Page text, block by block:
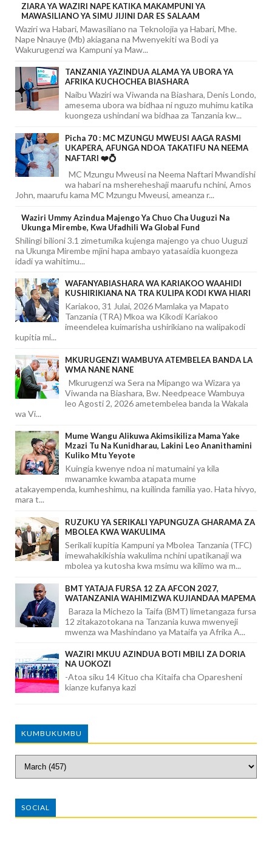
ZIARA YA WAZIRI NAPE KATIKA MAKAMPUNI YA
MAWASILIANO YA SIMU JIJINI DAR ES SALAAM
Waziri wa Habari, Mawasiliano na Teknolojia ya Habari, Mhe.
Nape Nnauye (Mb) akiagana na Mwenyekiti wa Bodi ya
Wakurugenzi wa Kampuni ya Maw...
TANZANIA YAZINDUA ALAMA YA UBORA YA
AFRIKA KUCHOCHEA BIASHARA
Naibu Waziri wa Viwanda na Biashara, Denis Londo,
amesema ubora wa bidhaa ni nguzo muhimu katika
kuongeza ushindani wa bidhaa za Tanzania kw...
Picha 70 : MC MZUNGU MWEUSI AAGA RASMI
UKAPERA, AFUNGA NDOA TAKATIFU NA NEEMA
NAFTARI ❤️💍
MC Mzungu Mweusi na Neema Naftari Mwandishi
wa habari na mshereheshaji maarufu nchini, Amos
John, maarufu kama MC Mzungu Mweusi, ameanza r...
Waziri Ummy Azindua Majengo Ya Chuo Cha Uuguzi Na
Ukunga Mirembe, Kwa Ufadhili Wa Global Fund
Shilingi bilioni 3.1 zimetumika kujenga majengo ya chuo Uuguzi
na Ukunga Mirembe mjini hapa ambayo yatasaidia kuongeza
idadi ya wahitimu...
WAFANYABIASHARA WA KARIAKOO WAAHIDI
KUSHIRIKIANA NA TRA KULIPA KODI KWA HIARI
Kariakoo, 31 Julai, 2026 Mamlaka ya Mapato
Tanzania (TRA) Mkoa wa Kikodi Kariakoo
imeendelea kuimarisha ushirikiano na walipakodi
kupitia mi...
MKURUGENZI WAMBUYA ATEMBELEA BANDA LA
WMA NANE NANE
Mkurugenzi wa Sera na Mipango wa Wizara ya
Viwanda na Biashara, Bw. Needpeace Wambuya
leo Agosti 2, 2026 ametembelea banda la Wakala
wa Vi...
Mume Wangu Alikuwa Akimsikiliza Mama Yake
Mzazi Tu Na Kunidharau, Lakini Leo Ananithamini
Kuliko Mtu Yeyote
Kuingia kwenye ndoa ni matumaini ya kila
mwanamke kwamba atapata mume
atakayempenda, kumheshimu, na kuilinda familia yao. Hata hivyo,
mara t...
RUZUKU YA SERIKALI YAPUNGUZA GHARAMA ZA
MBOLEA KWA WAKULIMA
Serikali kupitia Kampuni ya Mbolea Tanzania (TFC)
imewahakikishia wakulima nchini upatikanaji wa
mbolea ya kutosha kwa msimu wa kilimo wa m...
BMT YATAJA FURSA 12 ZA AFCON 2027,
WATANZANIA WAHIMIZWA KUJIANDAA MAPEMA
Baraza la Michezo la Taifa (BMT) limetangaza fursa
12 zitakazotokana na Tanzania kuwa mwenyeji
mwenza wa Mashindano ya Mataifa ya Afrika A...
WAZIRI MKUU AZINDUA BOTI MBILI ZA DORIA
NA UOKOZI
-Atoa siku 14 Kituo cha Kitaifa cha Oparesheni
kianze kufanya kazi
KUMBUKUMBU
SOCIAL